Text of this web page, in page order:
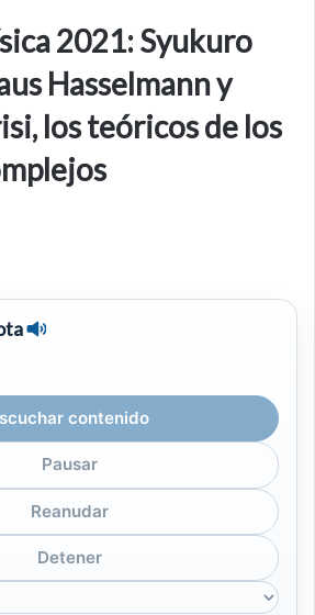
2021: Syukuro
Hasselmann y
los teóricos de los
contenido
Pausar
Reanudar
Detener